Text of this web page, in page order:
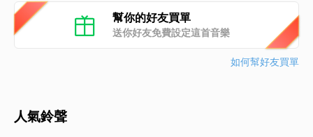
幫你的好友買單
送你好友免費設定這首音樂
如何幫好友買單
人氣鈴聲